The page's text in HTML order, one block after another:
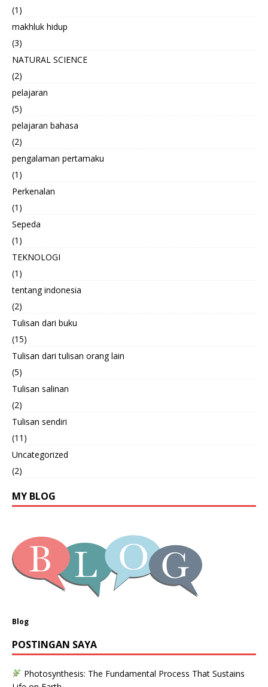
(1)
makhluk hidup
(3)
NATURAL SCIENCE
(2)
pelajaran
(5)
pelajaran bahasa
(2)
pengalaman pertamaku
(1)
Perkenalan
(1)
Sepeda
(1)
TEKNOLOGI
(1)
tentang indonesia
(2)
Tulisan dari buku
(15)
Tulisan dari tulisan orang lain
(5)
Tulisan salinan
(2)
Tulisan sendiri
(11)
Uncategorized
(2)
MY BLOG
Blog
POSTINGAN SAYA
Photosynthesis: The Fundamental Process That Sustains